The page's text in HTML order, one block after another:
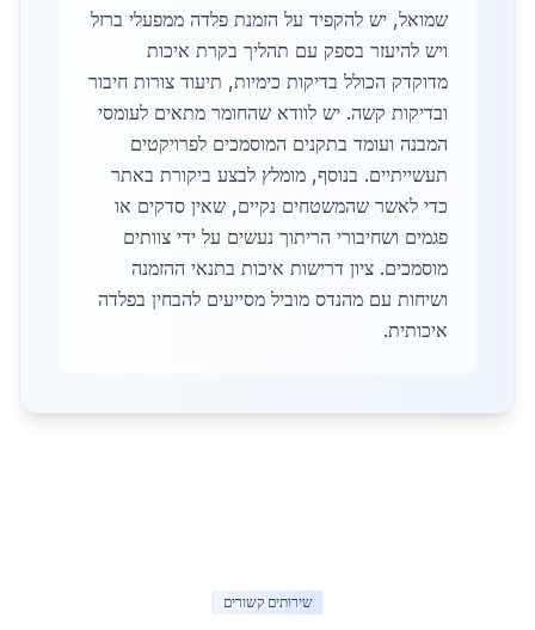
שמואל, יש להקפיד על הזמנת פלדה ממפעלי ברזל
ויש להיעזר בספק עם תהליך בקרת איכות
מדוקדק הכולל בדיקות כימיות, תיעוד צורות חיבור
ובדיקות קשה. יש לוודא שהחומר מתאים לעומסי
המבנה ועומד בתקנים המוסמכים לפרויקטים
תעשייתיים. בנוסף, מומלץ לבצע ביקורת באתר
כדי לאשר שהמשטחים נקיים, שאין סדקים או
פגמים ושחיבורי הריתוך נעשים על ידי צוותים
מוסמכים. ציון דרישות איכות בתנאי ההזמנה
ושיחות עם מהנדס מוביל מסייעים להבחין בפלדה
איכותית.
שירותים קשורים